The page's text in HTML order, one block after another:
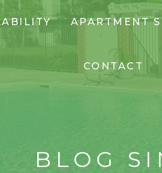
APARTMENT
CONTACT
BLOG